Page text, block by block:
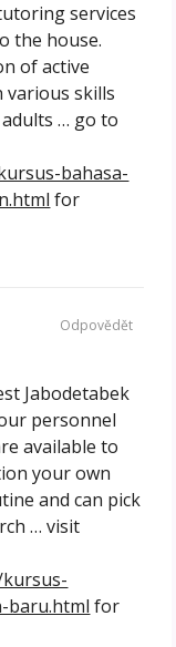
services
the house.
of active
various skills
… go to
bahasa-
for
Jabodetabek
personnel
available to
your own
and can pick
… visit
baru.html for
Odpovědět